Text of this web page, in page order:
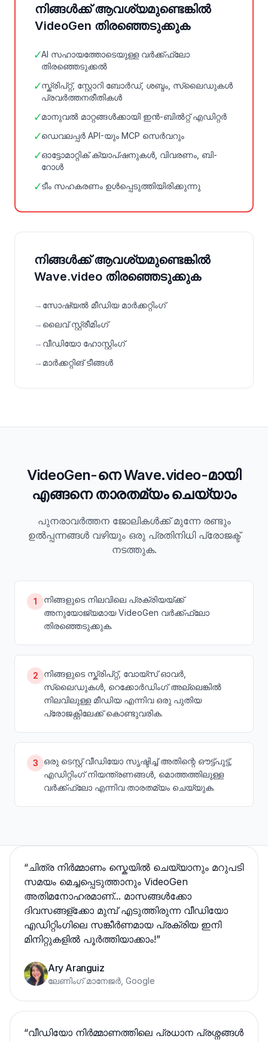
നിങ്ങൾക്ക് ആവശ്യമുണ്ടെങ്കിൽ
VideoGen തിരഞ്ഞെടുക്കുക
✓AI സഹായത്തോടെയുള്ള വർക്ക്ഫ്ലോ
തിരഞ്ഞെടുക്കൽ
✓സ്ക്രിപ്റ്റ്, സ്റ്റോറി ബോർഡ്, ശബ്ദം, സ്ലൈഡുകൾ
പ്രവർത്തനരീതികൾ
✓മാനുവൽ മാറ്റങ്ങൾക്കായി ഇൻ-ബിൽറ്റ് എഡിറ്റർ
✓ഡെവലപ്പർ API-യും MCP സെർവറും
✓ഓട്ടോമാറ്റിക് ക്യാപ്ഷനുകൾ, വിവരണം, ബി-
റോൾ
✓ടീം സഹകരണം ഉൾപ്പെടുത്തിയിരിക്കുന്നു
നിങ്ങൾക്ക് ആവശ്യമുണ്ടെങ്കിൽ
Wave.video തിരഞ്ഞെടുക്കുക
→ സോഷ്യൽ മീഡിയ മാർക്കറ്റിംഗ്
→ ലൈവ് സ്റ്റ്രീമിംഗ്
→ വീഡിയോ ഹോസ്റ്റിംഗ്
→ മാർക്കറ്റിങ് ടീങ്ങൾ
VideoGen-നെ Wave.video-മായി
എങ്ങനെ താരതമ്യം ചെയ്യാം
പുനരാവർത്തന ജോലികൾക്ക് മുന്നേ രണ്ടും
ഉൽപ്പന്നങ്ങൾ വഴിയും ഒരു പ്രതിനിധി പ്രോജക്ട്
നടത്തുക.
1
നിങ്ങളുടെ നിലവിലെ പ്രക്രിയയ്ക്ക്
അനുയോജ്യമായ VideoGen വർക്ക്ഫ്ലോ
തിരഞ്ഞെടുക്കുക.
2
നിങ്ങളുടെ സ്ക്രിപ്റ്റ്, വോയ്‌സ് ഓവർ,
സ്ലൈഡുകൾ, റെക്കോർഡിംഗ് അല്ലെങ്കിൽ
നിലവിലുള്ള മീഡിയ എന്നിവ ഒരു പുതിയ
പ്രോജക്റ്റിലേക്ക് കൊണ്ടുവരിക.
3
ഒരു ടെസ്റ്റ് വീഡിയോ സൃഷ്ടിച്ച് അതിന്റെ ഔട്ട്പുട്ട്,
എഡിറ്റിംഗ് നിയന്ത്രണങ്ങൾ, മൊത്തത്തിലുള്ള
വർക്ക്ഫ്ലോ എന്നിവ താരതമ്യം ചെയ്യുക.
“ചിത്ര നിർമ്മാണം സ്കെയിൽ ചെയ്യാനും മറുപടി
സമയം മെച്ചപ്പെടുത്താനും VideoGen
അതിമനോഹരമാണ്... മാസങ്ങൾക്കോ
ദിവസങ്ങള്ക്കോ മുമ്പ് എടുത്തിരുന്ന വീഡിയോ
എഡിറ്റിംഗിലെ സങ്കീര്‍ണമായ പ്രക്രിയ ഇനി
മിനിറ്റുകളിൽ പൂർത്തിയാക്കാം!”
Ary Aranguiz
ലേണിംഗ് മാനേജർ, Google
“വീഡിയോ നിർമ്മാണത്തിലെ പ്രധാന പ്രശ്നങ്ങൾ